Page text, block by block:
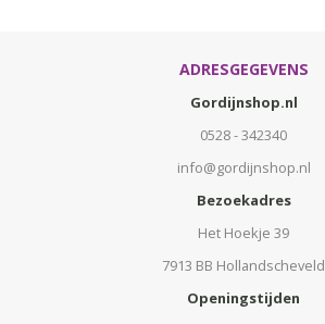
ADRESGEGEVENS
Gordijnshop.nl
0528 - 342340
info@gordijnshop.nl
Bezoekadres
Het Hoekje 39
7913 BB Hollandscheveld
Openingstijden